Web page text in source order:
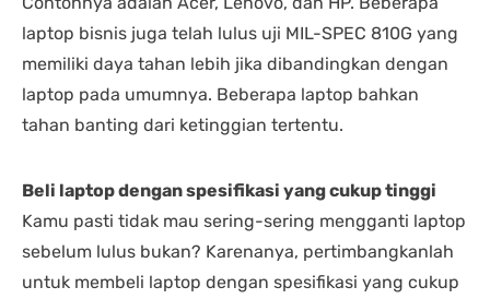
laptop bisnis juga telah lulus uji MIL-SPEC 810G yang
memiliki daya tahan lebih jika dibandingkan dengan
laptop pada umumnya. Beberapa laptop bahkan
tahan banting dari ketinggian tertentu.
Beli laptop dengan spesifikasi yang cukup tinggi
Kamu pasti tidak mau sering-sering mengganti laptop
sebelum lulus bukan? Karenanya, pertimbangkanlah
untuk membeli laptop dengan spesifikasi yang cukup